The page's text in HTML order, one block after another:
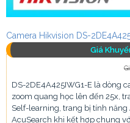
Camera Hikvision DS-
Giá
DS-2DE4A425IWG1-E là dòng
zoom quang học lên đến 25x,
Self-learning, trang bị tính
AcuSearch khi kết hợp chung